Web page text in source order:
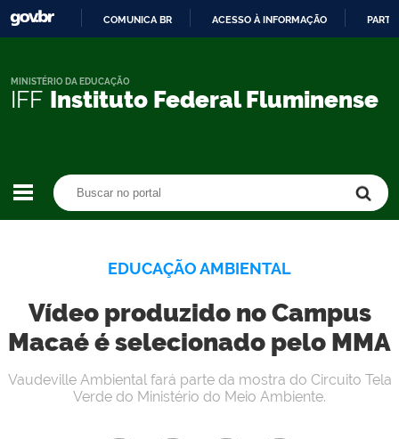
CONTEÚDO
COMUNICA BR ACESSO À INFORMAÇÃO
IFF Instituto Federal Fluminense
MINISTÉRIO DA EDUCAÇÃO
EDUCAÇÃO AMBIENTAL
Vídeo produzido no Campus
Macaé é selecionado pelo MMA
Vaudeville Ambiental fará parte da mostra do Circuito Tela
Verde do Ministério do Meio Ambiente.